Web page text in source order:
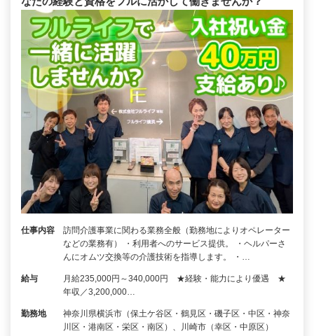
仕事内容
訪問介護事業に関わる業務全般（勤務地によりオペレーター
などの業務有） ・利用者へのサービス提供。 ・ヘルパーさ
んにオムツ交換等の介護技術を指導します。 ・…
給与
月給235,000円～340,000円 ★経験・能力により優遇 ★
年収／3,200,000…
勤務地
神奈川県横浜市（保土ケ谷区・鶴見区・磯子区・中区・神奈
川区・港南区・栄区・南区）、川崎市（幸区・中原区）